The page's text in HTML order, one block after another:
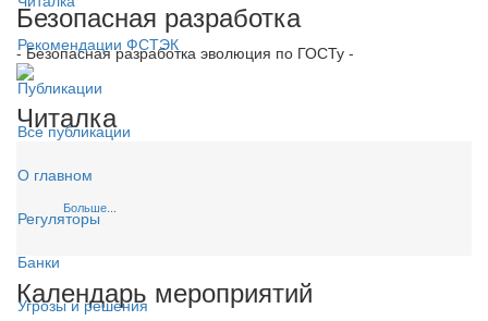
Рекомендации ФСТЭК
Публикации
Все публикации
О главном
Регуляторы
Банки
Угрозы и решения
Безопасная разработка
- Безопасная разработка эволюция по ГОСТу -
Читалка
Больше...
Календарь мероприятий